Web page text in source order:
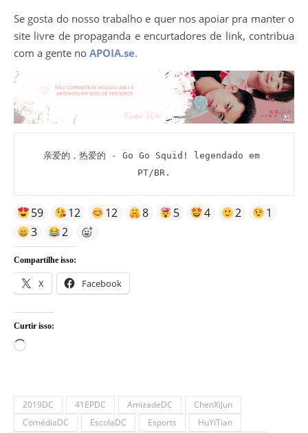
Se gosta do nosso trabalho e quer nos apoiar pra manter o
site livre de propaganda e encurtadores de link, contribua
com a gente no APOIA.se.
亲爱的，热爱的 - Go Go Squid! legendado em
PT/BR.
59 12 12 8 5 4 2
1
3
2
Compartilhe isso:
X Facebook
Curtir isso:
Carregando...
2019DC 41EPDC AmizadeDC
ChenXiJun
ComédiaDC
EscolaDC Esports
HuYiTian